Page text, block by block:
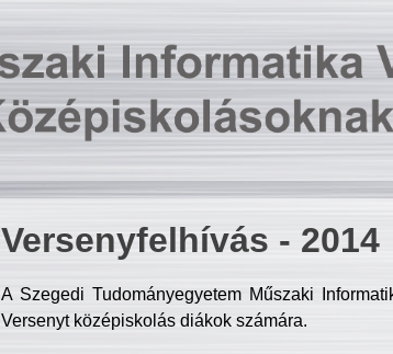
Versenyfelhívás - 2014
A Szegedi Tudományegyetem Műszaki
Versenyt középiskolás diákok számára.